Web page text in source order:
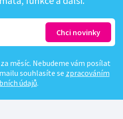
měsíc. Nebudeme vám posílat
souhlasíte se zpracováním
údajů.